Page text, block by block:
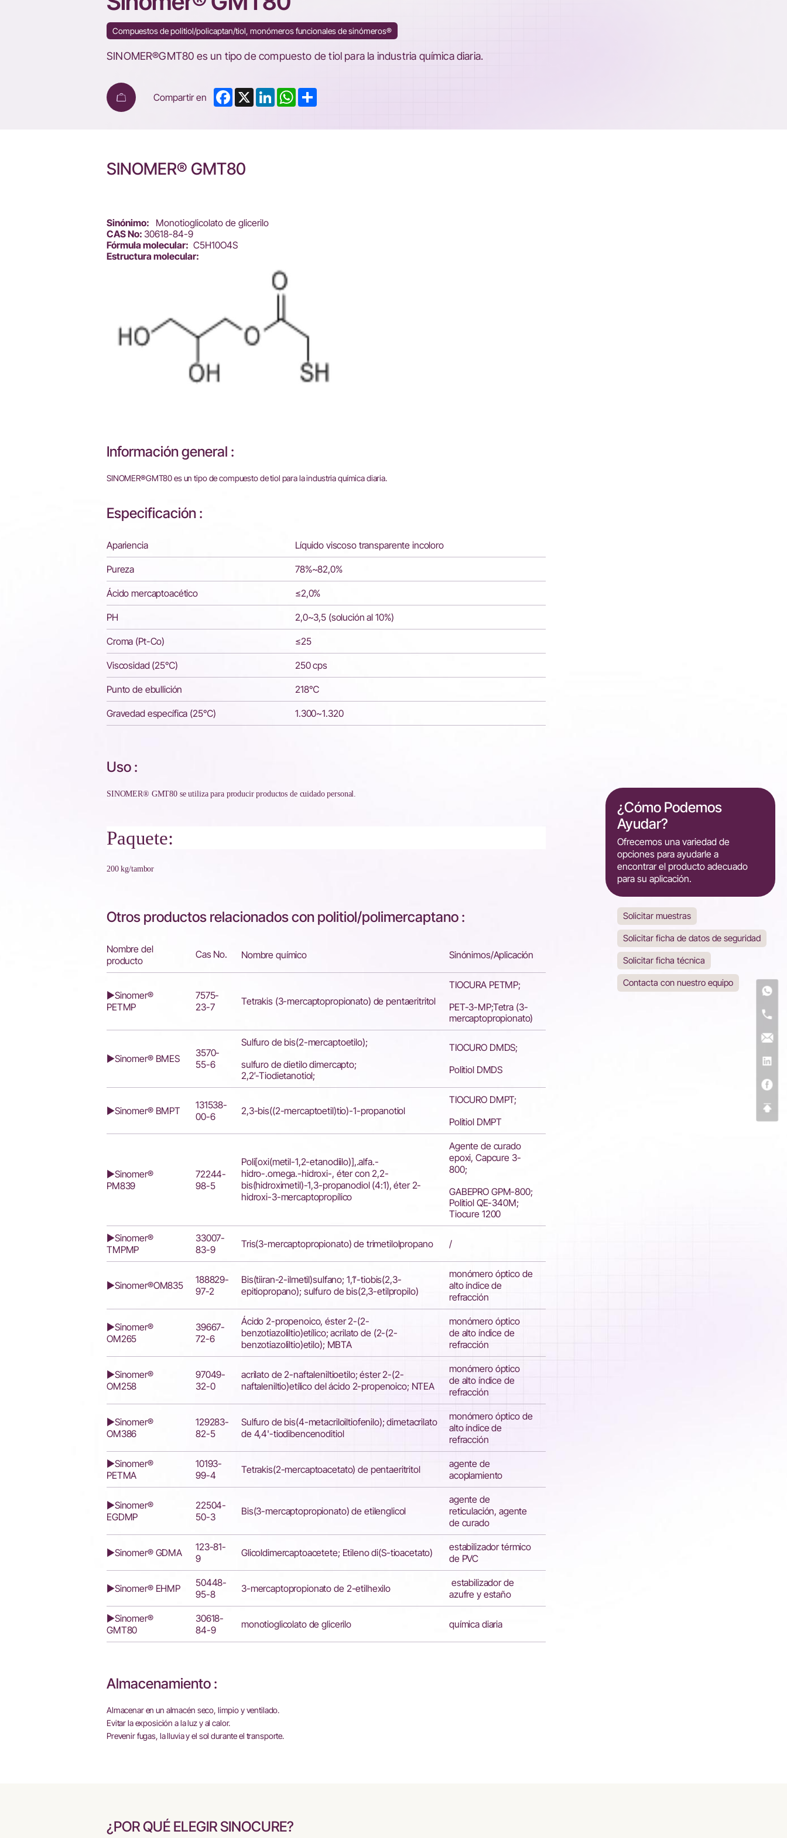
Compuestos de politiol/policaptan/tiol, monómeros funcionales de sinómeros®
SINOMER®GMT80 es un tipo de compuesto de tiol para la industria química diaria.
Compartir en Facebook
X LinkedInWhatsApp
SINOMER® GMT80
Sinónimo:
Monotioglicolato de glicerilo
CAS No: 30618-84-9
Fórmula molecular: C5H10O4S
Estructura molecular:
Información general :
SINOMER®GMT80 es un tipo de compuesto de tiol para la industria química diaria.
Especificación :
Apariencia Líquido viscoso transparente incoloro
Pureza 78%~82,0%
Ácido mercaptoacético ≤2,0%
PH 2,0~3,5 (solución al 10%)
Croma (Pt-Co) ≤25
Viscosidad (25℃) 250 cps
Punto de ebullición 218℃
Gravedad específica (25℃) 1.300~1.320
Uso :
SINOMER® GMT80 se utiliza para producir productos de cuidado personal.
Paquete:
200 kg/tambor
Otros productos relacionados con politiol/polimercaptano :
Nombre del
producto
Cas No. Nombre químico Sinónimos/Aplicación
▶Sinomer®
PETMP
7575-
23-7
Tetrakis (3-mercaptopropionato) de pentaeritritol
TIOCURA PETMP;
PET-3-MP;Tetra (3-
mercaptopropionato)
▶Sinomer® BMES
3570-
55-6
Sulfuro de bis(2-mercaptoetilo);
sulfuro de dietilo dimercapto;
2,2′-Tiodietanotiol;
TIOCURO DMDS;
Politiol DMDS
▶Sinomer® BMPT
131538-
00-6
2,3-bis((2-mercaptoetil)tio)-1-propanotiol
TIOCURO DMPT;
Politiol DMPT
▶Sinomer®
PM839
72244-
98-5
Poli[oxi(metil-1,2-etanodiilo)],.alfa.-
hidro-.omega.-hidroxi-, éter con 2,2-
bis(hidroximetil)-1,3-propanodiol (4:1), éter 2-
hidroxi-3-mercaptopropílico
Agente de curado
epoxi, Capcure 3-
800;
GABEPRO GPM-800;
Politiol QE-340M;
Tiocure 1200
▶Sinomer®
TMPMP
33007-
83-9
Tris(3-mercaptopropionato) de trimetilolpropano /
▶Sinomer®OM835
188829-
97-2
Bis(tiiran-2-ilmetil)sulfano; 1,1′-tiobis(2,3-
epitiopropano); sulfuro de bis(2,3-etilpropilo)
monómero óptico de
alto índice de
refracción
▶Sinomer®
OM265
39667-
72-6
Ácido 2-propenoico, éster 2-(2-
benzotiazoliltio)etílico; acrilato de (2-(2-
benzotiazoliltio)etilo); MBTA
monómero óptico
de alto índice de
refracción
▶Sinomer®
OM258
97049-
32-0
acrilato de 2-naftaleniltioetilo; éster 2-(2-
naftaleniltio)etílico del ácido 2-propenoico; NTEA
monómero óptico
de alto índice de
refracción
▶Sinomer®
OM386
129283-
82-5
Sulfuro de bis(4-metacriloiltiofenilo); dimetacrilato
de 4,4'-tiodibencenoditiol
monómero óptico de
alto índice de
refracción
▶Sinomer®
PETMA
10193-
99-4
Tetrakis(2-mercaptoacetato) de pentaeritritol
agente de
acoplamiento
▶Sinomer®
EGDMP
22504-
50-3
Bis(3-mercaptopropionato) de etilenglicol
agente de
reticulación, agente
de curado
▶Sinomer® GDMA
123-81-
9
Glicoldimercaptoacetete; Etileno di(S-tioacetato)
estabilizador térmico
de PVC
▶Sinomer® EHMP
50448-
95-8
3-mercaptopropionato de 2-etilhexilo
estabilizador de
azufre y estaño
▶Sinomer®
GMT80
30618-
84-9
monotioglicolato de glicerilo química diaria
Almacenamiento :
Almacenar en un almacén seco, limpio y ventilado.
Evitar la exposición a la luz y al calor.
Prevenir fugas, la lluvia y el sol durante el transporte.
¿Cómo Podemos
Ayudar?
Ofrecemos una variedad de
opciones para ayudarle a
encontrar el producto adecuado
para su aplicación.
Solicitar muestras
Solicitar ficha de datos de seguridad
Solicitar ficha técnica
Contacta con nuestro equipo
¿POR QUÉ ELEGIR SINOCURE?